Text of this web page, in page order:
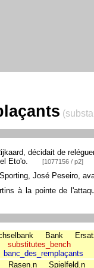
décidait de
Eto'o.
[1077156 / p2]
José Peseiro,
à la pointe de
Bank
substitutes_bench
banc_des_remplaçants
Rasen.n Spielfeld.n